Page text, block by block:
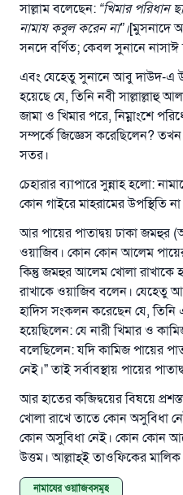
সাল্লাম বলেছেন: “খিমার পরিধান
নামায কবুল করেন না”।[মুসনাদে
সনদে বর্ণিত; কেবল সুনানে নাসাঈ
এবং যেহেতু সুনানে আবু দাউদ-এ
হয়েছে যে, তিনি নবী সাল্লাল্লাহু
জামা ও খিমার পরে, নিম্নাংশে
সম্পর্কে জিজ্ঞেস করেছিলেন?
সতর।
চেহারার ব্যাপারে সুন্নাহ হলো:
কোন গাইরে মাহরামের উপস্থিতি
আর পায়ের পাতাদ্বয় ঢাকা জমহুর
ওয়াজিব। কোন কোন আলেম
কিন্তু জমহুর আলেম খোলা রাখাকে
রাখাকে ওয়াজিব বলেন। যেহেতু
হাদিস সংকলন করেছেন যে, তিনি
হয়েছিলেন: যে নারী খিমার ও
বলেছিলেন: যদি কামিজ পায়ের
নেই।” তাই সর্বাবস্থায় পায়ের
আর হাতের কব্জিদ্বয়ের বিষয়ে
খোলা রাখে তাতে কোন অসুবিধা
কোন অসুবিধা নেই। কোন কোন
উত্তম। আল্লাহ্‌ই তাওফিকের
নামাযের ওয়াজিবসমূহ
রাসূল সাল্লাল্লাহু
যে ব্যক্তি সৎ কর্মের পথ
(সহিহ
এখনই